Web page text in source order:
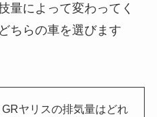
量によって変わってく
ちらの車を選びます
ヤリスの排気量はどれ